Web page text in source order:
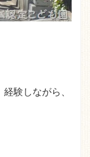
験しながら、